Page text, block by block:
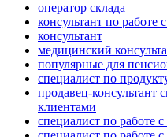
оператор склада
консультант по работе
консультант
медицинский
популярные для
специалист по
продавец-консультант
клиентами
специалист по работе